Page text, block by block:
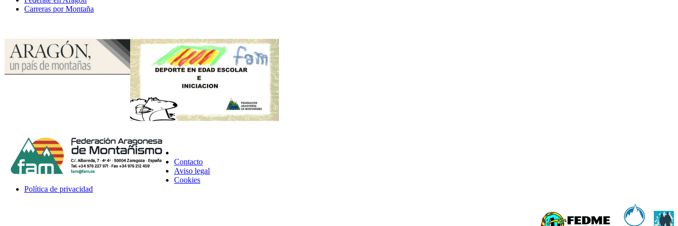
Carreras por Montaña
Contacto
Aviso legal
Cookies
Política de privacidad